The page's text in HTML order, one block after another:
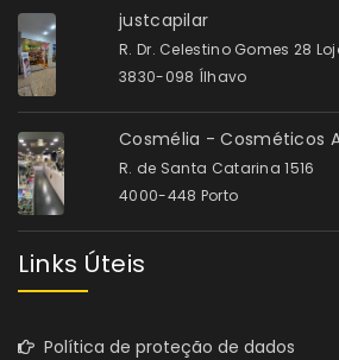
justcapilar
R. Dr. Celestino Gomes 28
3830-098 Ílhavo
Cosmélia - Cosméticos
R. de Santa Catarina 1516
4000-448 Porto
Links Úteis
Política de proteção de dados